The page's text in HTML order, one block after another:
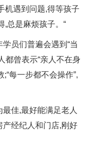
机遇到问题,得等孩子
,总是麻烦孩子。“
员们普遍会遇到“当
都曾表示“亲人不在身
;“每一步都不会操作”,
佳,最好能满足老人
经纪人和门店,刚好